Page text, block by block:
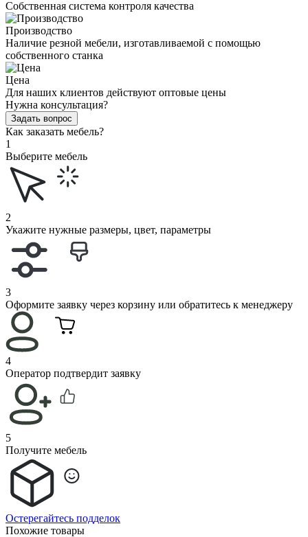
Собственная система контроля качества
Производство
Наличие резной мебели, изготавливаемой с помощью
собственного станка
Цена
Для наших клиентов действуют оптовые цены
Нужна консультация?
Задать вопрос
Как заказать мебель?
1
Выберите мебель
2
Укажите нужные размеры, цвет, параметры
3
Оформите заявку через корзину или обратитесь к менеджеру
4
Оператор подтвердит заявку
5
Получите мебель
Остерегайтесь подделок
Похожие товары